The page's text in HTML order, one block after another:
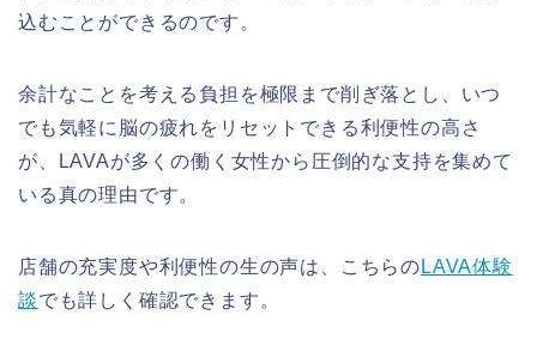
込むことができるのです。
余計なことを考える負担を極限まで削ぎ落とし、いつ
でも気軽に脳の疲れをリセットできる利便性の高さ
が、LAVAが多くの働く女性から圧倒的な支持を集めて
いる真の理由です。
店舗の充実度や利便性の生の声は、こちらの LAVA体験
談でも詳しく確認できます。